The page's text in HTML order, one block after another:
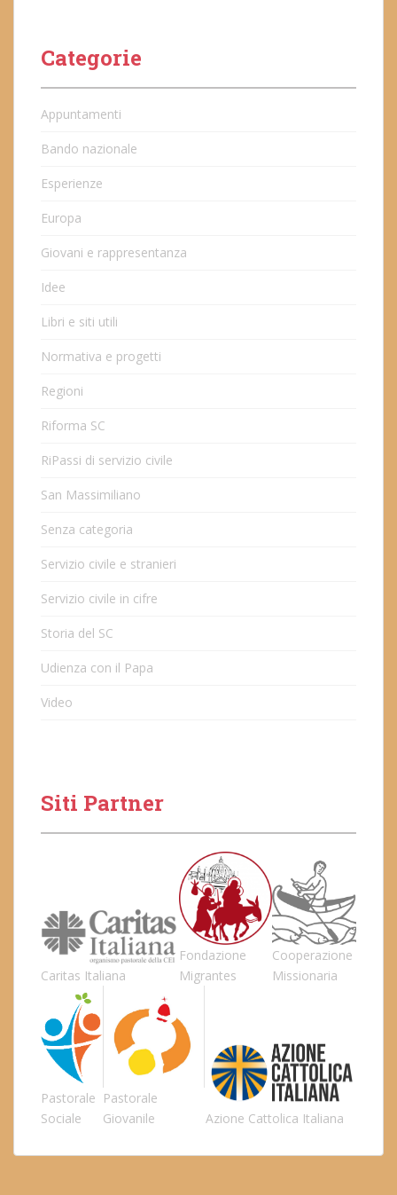
Categorie
Appuntamenti
Bando nazionale
Esperienze
Europa
Giovani e rappresentanza
Idee
Libri e siti utili
Normativa e progetti
Regioni
Riforma SC
RiPassi di servizio civile
San Massimiliano
Senza categoria
Servizio civile e stranieri
Servizio civile in cifre
Storia del SC
Udienza con il Papa
Video
Siti Partner
Caritas Italiana
Fondazione
Migrantes
Cooperazione
Missionaria
Pastorale
Sociale
Pastorale
Giovanile
Azione Cattolica Italiana